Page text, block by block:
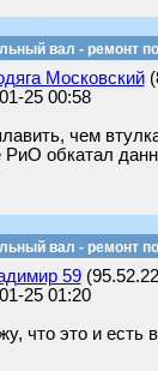
вал - ремонт
Московский
25 00:58
чем
обкатал
вал - ремонт
59
25 01:20
что это и есть